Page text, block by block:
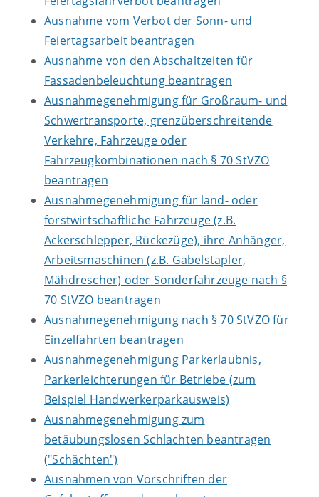
Ausnahme vom Verbot der Sonn- und
Feiertagsarbeit beantragen
Ausnahme von den Abschaltzeiten für
Fassadenbeleuchtung beantragen
Ausnahmegenehmigung für Großraum- und
Schwertransporte, grenzüberschreitende
Verkehre, Fahrzeuge oder
Fahrzeugkombinationen nach § 70 StVZO
beantragen
Ausnahmegenehmigung für land- oder
forstwirtschaftliche Fahrzeuge (z.B.
Ackerschlepper, Rückezüge), ihre Anhänger,
Arbeitsmaschinen (z.B. Gabelstapler,
Mähdrescher) oder Sonderfahrzeuge nach §
70 StVZO beantragen
Ausnahmegenehmigung nach § 70 StVZO für
Einzelfahrten beantragen
Ausnahmegenehmigung Parkerlaubnis,
Parkerleichterungen für Betriebe (zum
Beispiel Handwerkerparkausweis)
Ausnahmegenehmigung zum
betäubungslosen Schlachten beantragen
("Schächten")
Ausnahmen von Vorschriften der